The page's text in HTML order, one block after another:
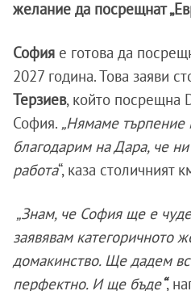
желание да посрещнат
София е готова да
2027 година. Това заяви
Терзиев, който посрещна
София. „Нямаме търпение
благодарим на Дара, че
работа“, каза столичният
„Знам, че София ще е
заявявам категоричното
домакинство. Ще дадем
перфектно. И ще бъде“,